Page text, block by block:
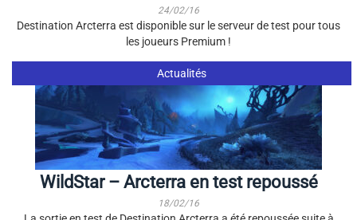
24/02/16
Destination Arcterra est disponible sur le serveur de test pour tous
les joueurs Premium !
Actualités
WildStar – Arcterra en test repoussé
18/02/16